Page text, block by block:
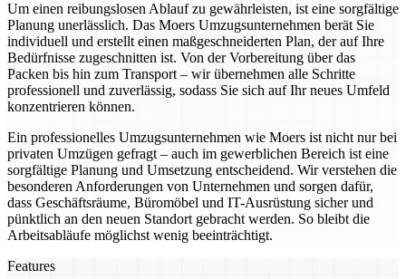
Um einen reibungslosen Ablauf zu gewährleisten, ist eine sorgfältige
Planung unerlässlich. Das Moers Umzugsunternehmen berät Sie
individuell und erstellt einen maßgeschneiderten Plan, der auf Ihre
Bedürfnisse zugeschnitten ist. Von der Vorbereitung über das
Packen bis hin zum Transport – wir übernehmen alle Schritte
professionell und zuverlässig, sodass Sie sich auf Ihr neues Umfeld
konzentrieren können.
Ein professionelles Umzugsunternehmen wie Moers ist nicht nur bei
privaten Umzügen gefragt – auch im gewerblichen Bereich ist eine
sorgfältige Planung und Umsetzung entscheidend. Wir verstehen die
besonderen Anforderungen von Unternehmen und sorgen dafür,
dass Geschäftsräume, Büromöbel und IT-Ausrüstung sicher und
pünktlich an den neuen Standort gebracht werden. So bleibt die
Arbeitsabläufe möglichst wenig beeinträchtigt.
Features